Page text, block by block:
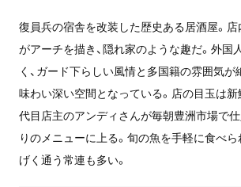
復員兵の宿舎を改装した歴史ある居酒屋。
がアーチを描き、隠れ家のような趣だ。外国
く、ガード下らしい風情と多国籍の雰囲気
味わい深い空間となっている。店の目玉は新
代目店主のアンディさんが毎朝豊洲市場で
りのメニューに上る。旬の魚を手軽に食べら
げく通う常連も多い。